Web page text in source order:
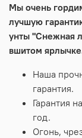
Мы очень
лучшую
унты "Снежная
вшитом
Наша
гарантия.
Гарантия
год.
Огонь,